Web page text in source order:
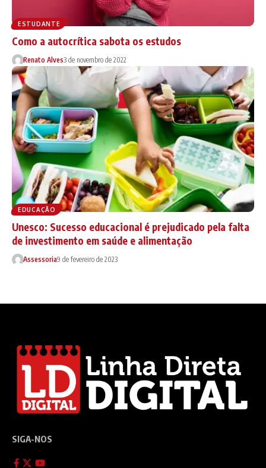
ESTUDANTE
Como a autocrítica sabota os estudos
Renato Alves3 de novembro de 2022
EDUCAÇÃO
Unesco: Sucesso educacional é prejudicado pela falta
de investimento em saúde e alimentação
Assessoria9 de fevereiro de 2023
SIGA-NOS